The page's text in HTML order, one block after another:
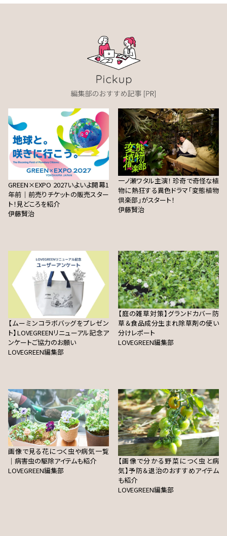
GREEN×EXPO 2027いよいよ開幕1
年前｜前売りチケットの販売スター
ト！見どころを紹介
伊藤賢治
一ノ瀬ワタル主演！ 珍奇で奇怪な植
物に熱狂する異色ドラマ「変態植物
倶楽部」がスタート！
伊藤賢治
【ムーミンコラボバッグをプレゼン
ト】LOVEGREENリニューアル記念ア
ンケートご協力のお願い
LOVEGREEN編集部
【庭の雑草対策】グランドカバー防
草＆食品成分生まれ除草剤の使い
分けレポート
LOVEGREEN編集部
画像で見る花につく虫や病気一覧
｜病害虫の駆除アイテムも紹介
LOVEGREEN編集部
【画像で分かる野菜につく虫と病
気】予防＆退治のおすすめアイテム
も紹介
LOVEGREEN編集部